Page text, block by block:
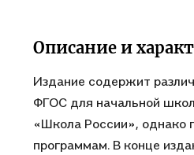
Описание и
Издание содержит
ФГОС для начальной
«Школа России», однако
программам. В конце